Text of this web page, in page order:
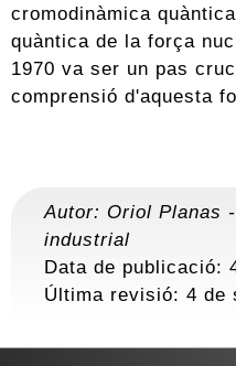
cromodinàmica
quàntica de la força
1970 va ser un pas
comprensió d'aquesta
Autor: Oriol Planas -
industrial
Data de publicació:
Última revisió: 4 de